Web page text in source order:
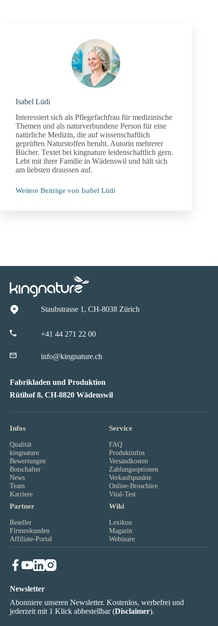
Isabel Lüdi
Interessiert sich als Pflegefachfrau für medizinische
Themen und als naturverbundene Person für eine
natürliche Medizin, die auf wissenschaftlich
geprüften Naturstoffen beruht. Autorin mehrerer
Bücher. Textet bei kingnature leidenschaftlich gern.
Lebt mit ihrer Familie in Wädenswil und hält sich
am liebsten draussen auf.
Weitere Beiträge von Isabel Lüdi
Staubstrasse 1, CH-8038 Zürich
+41 44 271 22 00
info@kingnature.ch
Fabrikladen und Produktion
Rütihof 8, CH-8820 Wädenswil
Infos
Qualität
kingnature
Bewertungen
Botschafter
News
Team
Karriere
Service
FAQ
Produktinfos
Versandkosten
Zahlungsoptionen
Verkaufspunkte
Online-Broschüre
Vital-Test
Partner
Reseller
Firmenkunden
Affiliate-Portal
Wiki
Lexikon
Magazin
Webinare
Newsletter
Abonniere unseren Newsletter. Kostenlos, werbefrei und
jederzeit mit 1 Klick abbestellbar (Disclaimer).